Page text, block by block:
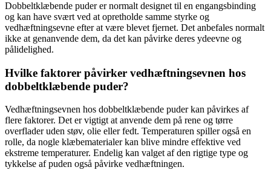
Dobbeltklæbende puder er normalt designet til en engangsbinding
og kan have svært ved at opretholde samme styrke og
vedhæftningsevne efter at være blevet fjernet. Det anbefales normalt
ikke at genanvende dem, da det kan påvirke deres ydeevne og
pålidelighed.
Hvilke faktorer påvirker vedhæftningsevnen hos
dobbeltklæbende puder?
Vedhæftningsevnen hos dobbeltklæbende puder kan påvirkes af
flere faktorer. Det er vigtigt at anvende dem på rene og tørre
overflader uden støv, olie eller fedt. Temperaturen spiller også en
rolle, da nogle klæbematerialer kan blive mindre effektive ved
ekstreme temperaturer. Endelig kan valget af den rigtige type og
tykkelse af puden også påvirke vedhæftningen.